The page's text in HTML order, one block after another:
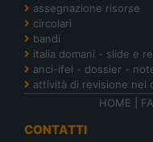
assegnazione risorse
circolari
bandi
italia domani - slide e
anci-ifel - dossier -
attività di revisione nei
HOME
CONTATTI